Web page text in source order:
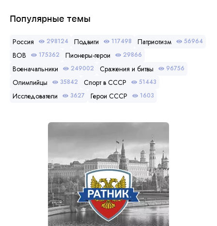
Популярные темы
Россия 298124 Подвиги 117498 Патриотизм 56964
ВОВ 175362 Пионеры-герои 29866
Военачальники 249002 Сражения и битвы 96756
Олимпийцы 35842 Спорт в СССР 51443
Исследователи 3627 Герои СССР 1603